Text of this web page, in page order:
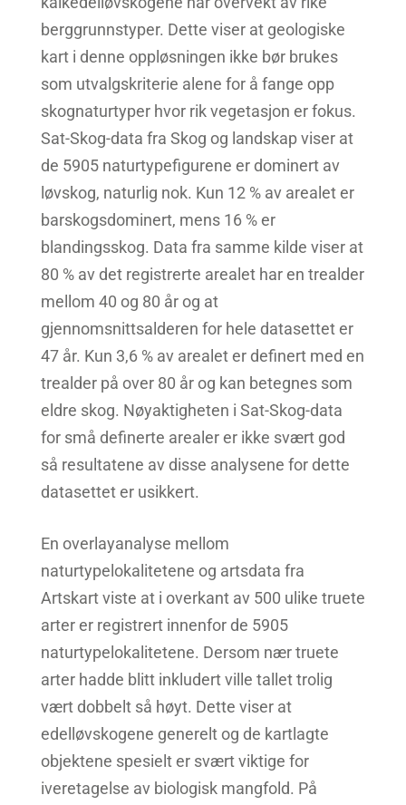
berggrunnstyper. Dette viser at geologiske
kart i denne oppløsningen ikke bør brukes
som utvalgskriterie alene for å fange opp
skognaturtyper hvor rik vegetasjon er fokus.
Sat-Skog-data fra Skog og landskap viser at
de 5905 naturtypefigurene er dominert av
løvskog, naturlig nok. Kun 12 % av arealet er
barskogsdominert, mens 16 % er
blandingsskog. Data fra samme kilde viser at
80 % av det registrerte arealet har en trealder
mellom 40 og 80 år og at
gjennomsnittsalderen for hele datasettet er
47 år. Kun 3,6 % av arealet er definert med en
trealder på over 80 år og kan betegnes som
eldre skog. Nøyaktigheten i Sat-Skog-data
for små definerte arealer er ikke svært god
så resultatene av disse analysene for dette
datasettet er usikkert.
En overlayanalyse mellom
naturtypelokalitetene og artsdata fra
Artskart viste at i overkant av 500 ulike truete
arter er registrert innenfor de 5905
naturtypelokalitetene. Dersom nær truete
arter hadde blitt inkludert ville tallet trolig
vært dobbelt så høyt. Dette viser at
edelløvskogene generelt og de kartlagte
objektene spesielt er svært viktige for
iveretagelse av biologisk mangfold. På